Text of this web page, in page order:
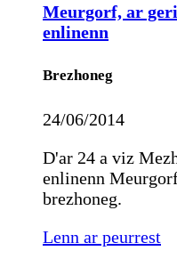
Meurgorf, ar
enlinenn
Brezhoneg
24/06/2014
D'ar 24 a viz
enlinenn
brezhoneg.
Lenn ar peurrest